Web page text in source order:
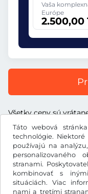
Táto webová
technológie.
používajú na
stranami.
kombinovať s
situáciách. Viac
nami a tretími
Vaša
Európe
2.500,00
Všetky ceny sú
TL ₺TRY